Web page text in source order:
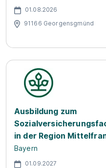
01.08.2026
91166 Georgensgmünd
Ausbildung zum
in der Region
Bayern
01.09.2027